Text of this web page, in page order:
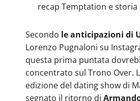
recap Temptation e storia
Secondo le anticipazioni di
Lorenzo Pugnaloni su
questa prima puntata
concentrato sul Trono Over.
edizione del dating show di
segnato il ritorno di